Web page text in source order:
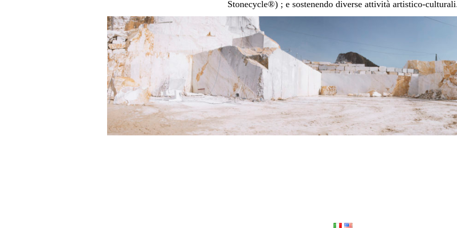
Stonecycle®) ; e sostenendo diverse attività artistico-